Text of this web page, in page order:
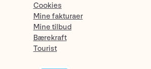
Cookies
Mine fakturaer
Mine tilbud
Bærekraft
Tourist